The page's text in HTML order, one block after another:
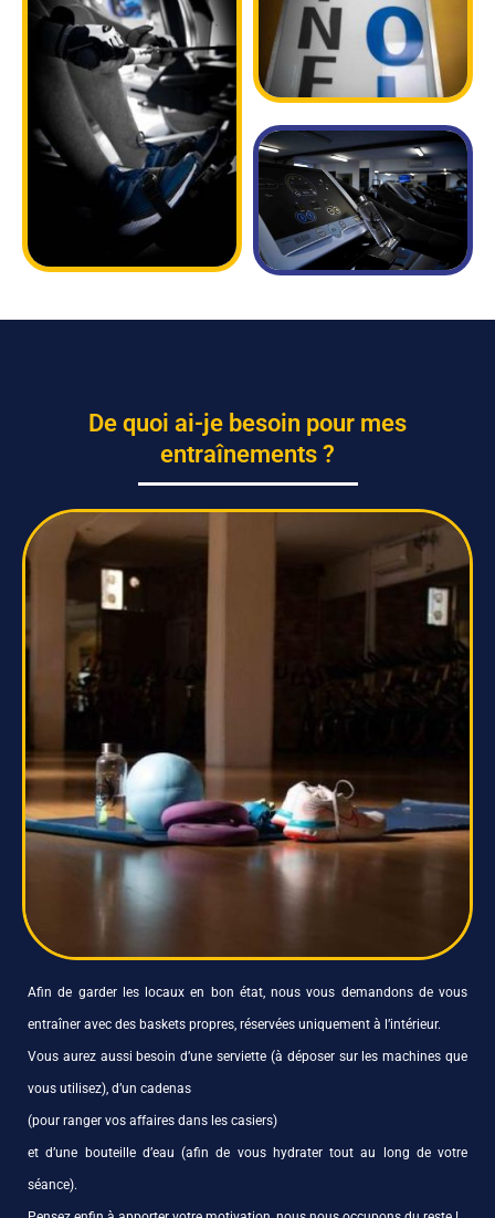
De quoi ai-je besoin pour mes
entraînements ?
Afin de garder les locaux en bon état, nous vous demandons de vous
entraîner avec des baskets propres, réservées uniquement à l’intérieur.
Vous aurez aussi besoin d’une serviette (à déposer sur les machines que
vous utilisez), d’un cadenas
(pour ranger vos affaires dans les casiers)
et d’une bouteille d’eau (afin de vous hydrater tout au long de votre
séance).